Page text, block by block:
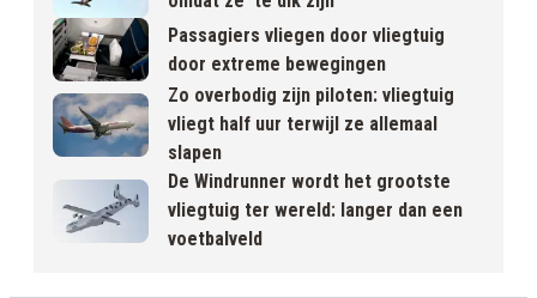
Passagiers vliegen door vliegtuig
door extreme bewegingen
Zo overbodig zijn piloten: vliegtuig
vliegt half uur terwijl ze allemaal
slapen
De Windrunner wordt het grootste
vliegtuig ter wereld: langer dan een
voetbalveld